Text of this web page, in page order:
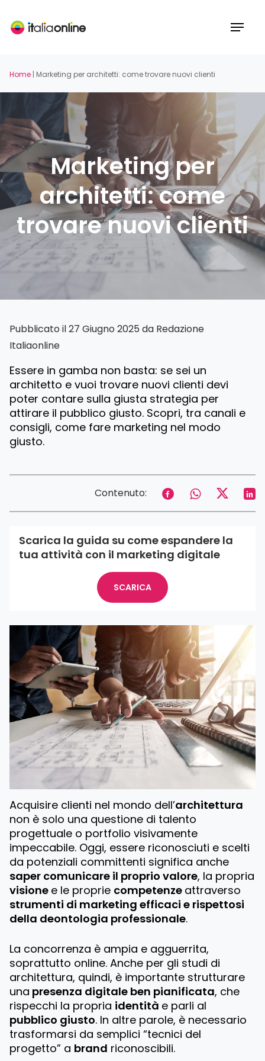
main
Menu
Home | Marketing per architetti: come trovare nuovi clienti
Marketing per
architetti: come
trovare nuovi clienti
Pubblicato il 27 Giugno 2025 da Redazione
Italiaonline
Essere in gamba non basta: se sei un
architetto e vuoi trovare nuovi clienti devi
poter contare sulla giusta strategia per
attirare il pubblico giusto. Scopri, tra canali e
consigli, come fare marketing nel modo
giusto.
Contenuto:
Scarica la guida su come espandere la
tua attività con il marketing digitale
SCARICA
Acquisire clienti nel mondo dell’architettura
non è solo una questione di talento
progettuale o portfolio visivamente
impeccabile. Oggi, essere riconosciuti e scelti
da potenziali committenti significa anche
saper comunicare il proprio valore, la propria
visione e le proprie competenze attraverso
strumenti di marketing efficaci e rispettosi
della deontologia professionale.
La concorrenza è ampia e agguerrita,
soprattutto online. Anche per gli studi di
architettura, quindi, è importante strutturare
una presenza digitale ben pianificata, che
rispecchi la propria identità e parli al
pubblico giusto. In altre parole, è necessario
trasformarsi da semplici “tecnici del
progetto” a brand riconoscibili.